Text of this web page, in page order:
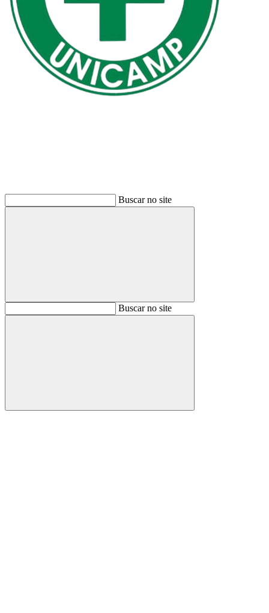
Buscar no site
BuscarBuscar no site
Buscar